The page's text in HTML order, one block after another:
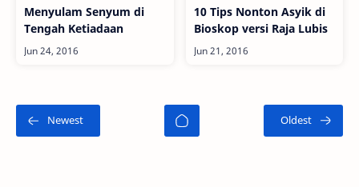
Menyulam Senyum di
Tengah Ketiadaan
10 Tips Nonton Asyik di
Bioskop versi Raja Lubis